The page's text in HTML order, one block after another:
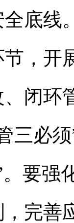
底线
，开
闭环
三必
。要强
完善